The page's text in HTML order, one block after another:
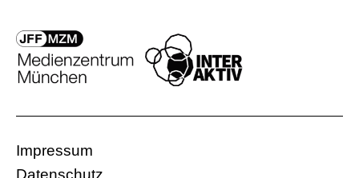
Impressum
Datenschutz